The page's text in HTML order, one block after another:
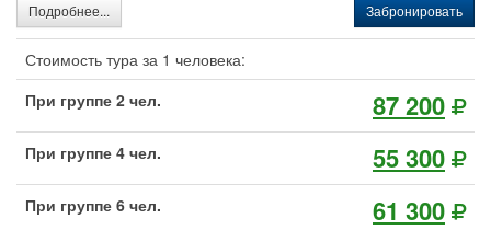
Подробнее... Забронировать
Стоимость тура за 1 человека:
При группе 2 чел.
87 200
При группе 4 чел. 55 300
При группе 6 чел. 61 300